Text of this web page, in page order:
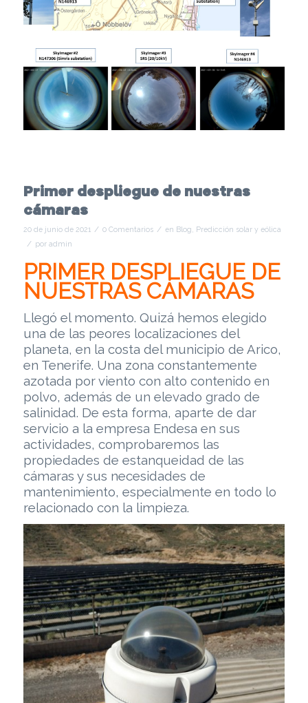
Primer despliegue de nuestras
cámaras
20 de junio de 2021 / 0 Comentarios / en Blog Predicción solar y eólica
/ por admin
PRIMER DESPLIEGUE DE
NUESTRAS CÁMARAS
Llegó el momento. Quizá hemos elegido
una de las peores localizaciones del
planeta, en la costa del municipio de Arico,
en Tenerife. Una zona constantemente
azotada por viento con alto contenido en
polvo, además de un elevado grado de
salinidad. De esta forma, aparte de dar
servicio a la empresa Endesa en sus
actividades, comprobaremos las
propiedades de estanqueidad de las
cámaras y sus necesidades de
mantenimiento, especialmente en todo lo
relacionado con la limpieza.